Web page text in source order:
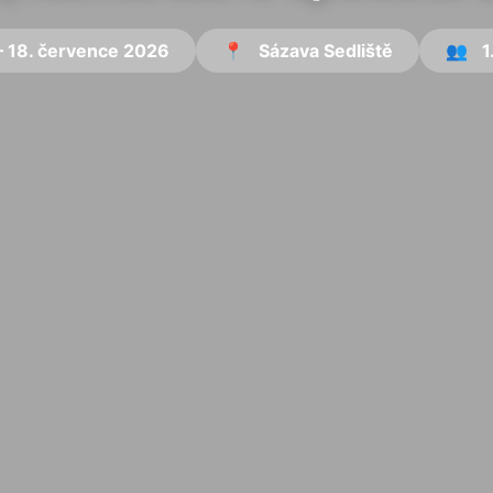
18. července 2026 📍 Sázava Sedliště 👥